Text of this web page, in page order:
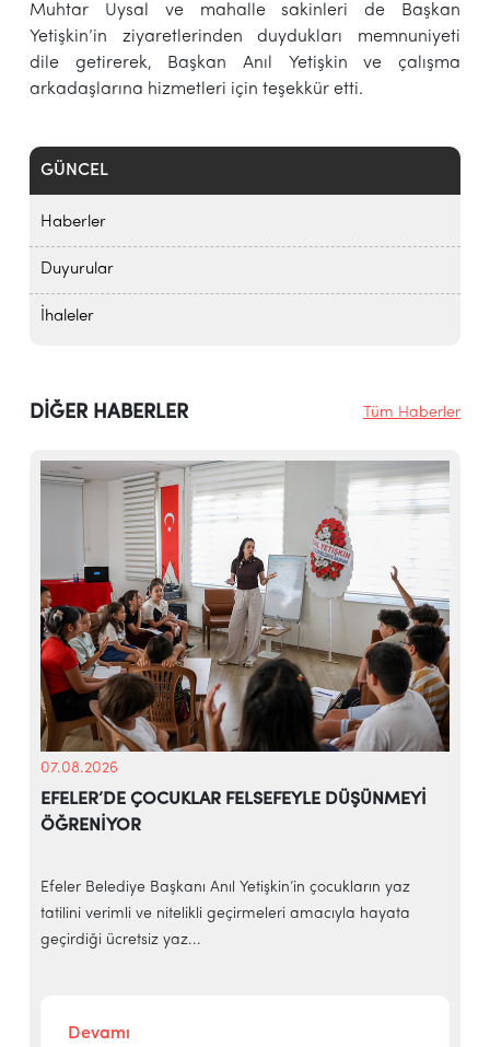
GÜNCEL
Haberler
Duyurular
İhaleler
Muhtar Uysal ve mahalle sakinleri de Başkan
Yetişkin’in ziyaretlerinden duydukları memnuniyeti
dile getirerek, Başkan Anıl Yetişkin ve çalışma
arkadaşlarına hizmetleri için teşekkür etti.
DİĞER HABERLER Tüm Haberler
07.08.2026
EFELER’DE ÇOCUKLAR FELSEFEYLE DÜŞÜNMEYİ
ÖĞRENİYOR
Efeler Belediye Başkanı Anıl Yetişkin’in çocukların yaz
tatilini verimli ve nitelikli geçirmeleri amacıyla hayata
geçirdiği ücretsiz yaz...
Devamı